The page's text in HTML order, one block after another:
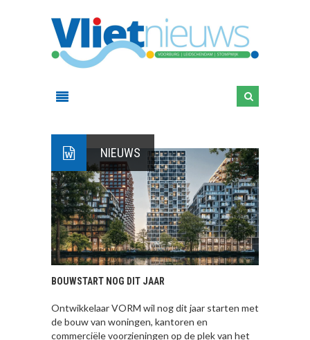
NIEUWS
BOUWSTART NOG DIT JAAR
Ontwikkelaar VORM wil nog dit jaar starten met
de bouw van woningen, kantoren en
commerciële voorzieningen op de plek van het